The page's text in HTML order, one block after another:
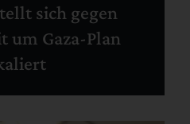
sich gegen
um Gaza-Plan